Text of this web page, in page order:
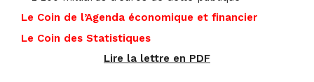
Le Coin de l’Agenda économique et financier
Le Coin des Statistiques
Lire la lettre en PDF